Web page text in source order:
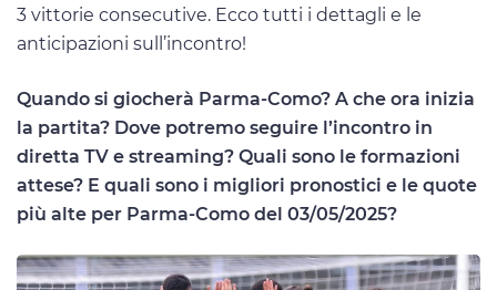
3 vittorie consecutive. Ecco tutti i dettagli e le
anticipazioni sull’incontro!
Quando si giocherà Parma-Como? A che ora inizia
la partita? Dove potremo seguire l’incontro in
diretta TV e streaming? Quali sono le formazioni
attese? E quali sono i migliori pronostici e le quote
più alte per Parma-Como del 03/05/2025?